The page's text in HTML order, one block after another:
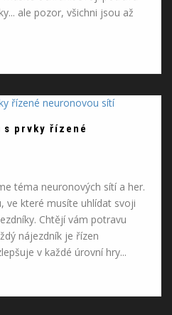
ale pozor, všichni jsou až
s prvky řízené
téma neuronových sítí a her.
ve které musíte uhlídat svoji
Chtějí vám potravu
nájezdník je řízen
v každé úrovní hry...